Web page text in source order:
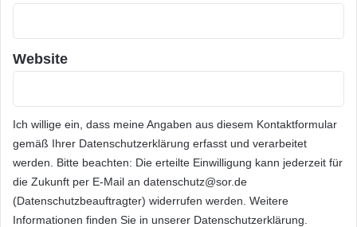
Website
Ich willige ein, dass meine Angaben aus diesem Kontaktformular
gemäß Ihrer Datenschutzerklärung erfasst und verarbeitet
werden. Bitte beachten: Die erteilte Einwilligung kann jederzeit für
die Zukunft per E-Mail an datenschutz@sor.de
(Datenschutzbeauftragter) widerrufen werden. Weitere
Informationen finden Sie in unserer Datenschutzerklärung